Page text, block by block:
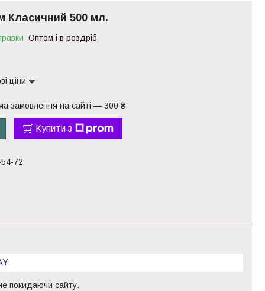
Класичний 500 мл.
Оптом і в роздріб
ціни
замовлення на сайті — 300 ₴
Купити з
72
покидаючи сайту.